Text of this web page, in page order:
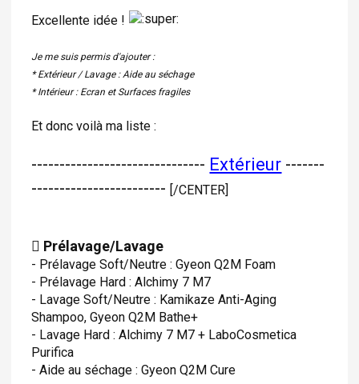
Excellente idée !
Je me suis permis d'ajouter :
* Extérieur / Lavage : Aide au séchage
* Intérieur : Ecran et Surfaces fragiles
Et donc voilà ma liste :
------------------------------- Extérieur -------
------------------------[/CENTER]
Prélavage/Lavage
- Prélavage Soft/Neutre : Gyeon Q2M Foam
- Prélavage Hard : Alchimy 7 M7
- Lavage Soft/Neutre : Kamikaze Anti-Aging
Shampoo, Gyeon Q2M Bathe+
- Lavage Hard : Alchimy 7 M7 + LaboCosmetica
Purifica
- Aide au séchage : Gyeon Q2M Cure